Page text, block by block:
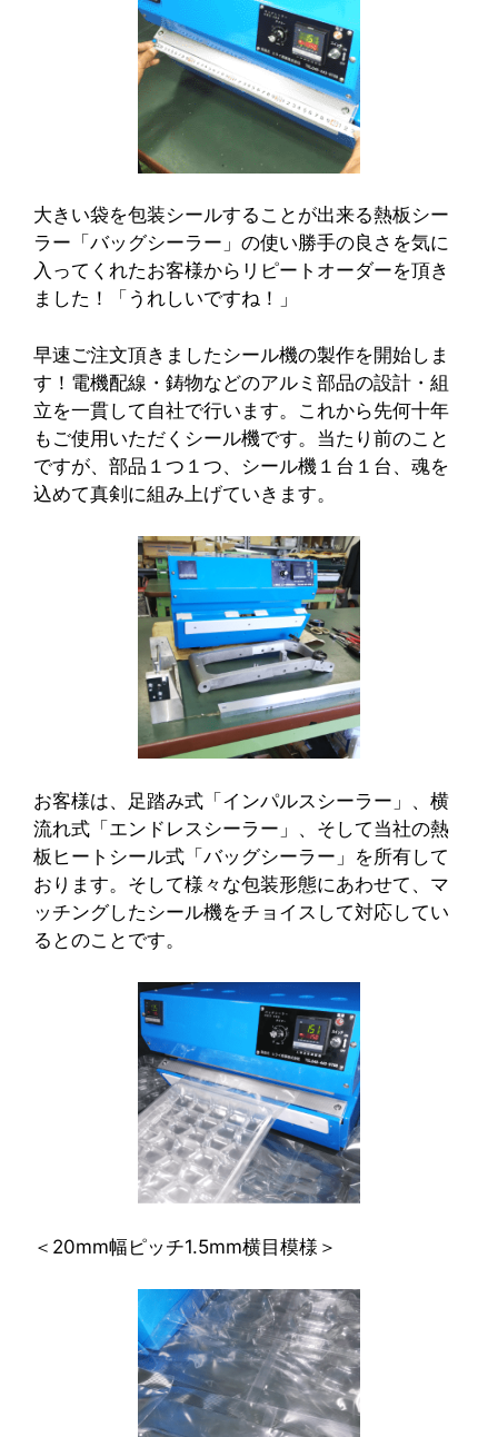
大きい袋を包装シールすることが出来る熱板シー
ラー「バッグシーラー」の使い勝手の良さを気に
入ってくれたお客様からリピートオーダーを頂き
ました！「うれしいですね！」
早速ご注文頂きましたシール機の製作を開始しま
す！電機配線・鋳物などのアルミ部品の設計・組
立を一貫して自社で行います。これから先何十年
もご使用いただくシール機です。当たり前のこと
ですが、部品１つ１つ、シール機１台１台、魂を
込めて真剣に組み上げていきます。
お客様は、足踏み式「インパルスシーラー」、横
流れ式「エンドレスシーラー」、そして当社の熱
板ヒートシール式「バッグシーラー」を所有して
おります。そして様々な包装形態にあわせて、マ
ッチングしたシール機をチョイスして対応してい
るとのことです。
＜20mm幅ピッチ1.5mm横目模様＞